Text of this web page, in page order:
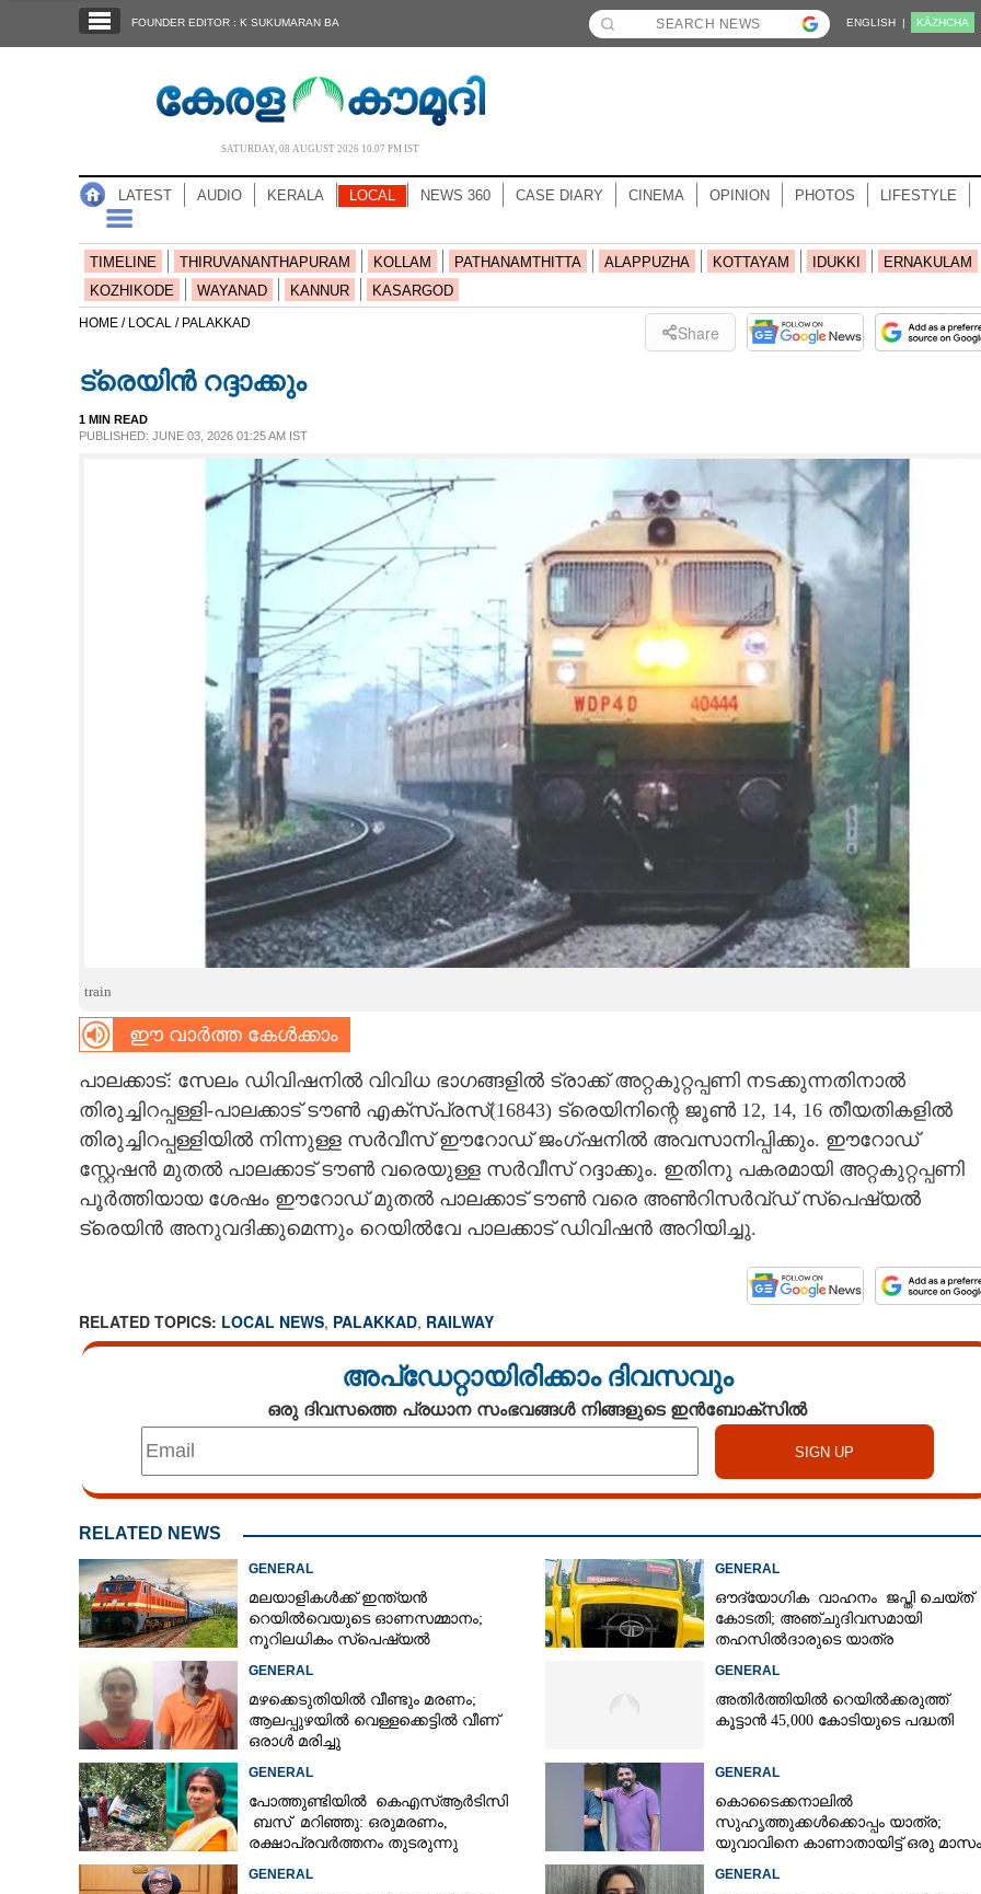
NOTIFIED NEWS
NEWS 360
CARTOONS
LITERATURE
CONTACT US
FOUNDER EDITOR : K SUKUMARAN BA ENGLISH | KĀZHCHA
SATURDAY, 08 AUGUST 2026 10.07 PM IST
LATEST AUDIO KERALA LOCAL NEWS 360 CASE DIARY CINEMA OPINION PHOTOS LIFESTYLE
TIMELINE THIRUVANANTHAPURAM KOLLAM PATHANAMTHITTA ALAPPUZHA KOTTAYAM IDUKKI
ERNAKULAM
KOZHIKODE
WAYANAD KANNUR KASARGOD
HOME / LOCAL / PALAKKAD Share
ട്രെയിൻ റദ്ദാക്കും
1 MIN READ
PUBLISHED: JUNE 03, 2026 01:25 AM IST
train
ഈ വാർത്ത കേൾക്കാം
പാലക്കാട്: സേലം ഡിവിഷനിൽ വിവിധ ഭാഗങ്ങളിൽ ട്രാക്ക് അറ്റകുറ്റപ്പണി നടക്കുന്നതിനാൽ
തിരുച്ചിറപ്പള്ളി-പാലക്കാട് ടൗൺ എക്സ്‌പ്രസ്(16843) ട്രെയിനിന്റെ ജൂൺ 12, 14, 16 തീയതികളിൽ
തിരുച്ചിറപ്പള്ളിയിൽ നിന്നുള്ള സർവീസ് ഈറോഡ് ജംഗ്ഷനിൽ അവസാനിപ്പിക്കും. ഈറോഡ്
സ്റ്റേഷൻ മുതൽ പാലക്കാട് ടൗൺ വരെയുള്ള സ‌ർവീസ് റദ്ദാക്കും. ഇതിനു പകരമായി അറ്റകുറ്റപ്പണി
പൂർത്തിയായ ശേഷം ഈറോഡ് മുതൽ പാലക്കാട് ടൗൺ വരെ അൺറിസർവ്‌ഡ് സ്പെഷ്യൽ
ട്രെയിൻ അനുവദിക്കുമെന്നും റെയിൽവേ പാലക്കാട് ഡിവിഷൻ അറിയിച്ചു.
RELATED TOPICS: LOCAL NEWS, PALAKKAD, RAILWAY
അപ്ഡേറ്റായിരിക്കാം ദിവസവും
ഒരു ദിവസത്തെ പ്രധാന സംഭവങ്ങൾ നിങ്ങളുടെ ഇൻബോക്സിൽ
RELATED NEWS
GENERAL
മലയാളികൾക്ക് ഇന്ത്യൻ
റെയിൽവെയുടെ ഓണസമ്മാനം;
നൂറിലധികം സ്‌പെഷ്യൽ
GENERAL
ഔദ്യോഗിക വാഹനം ജപ്തി ചെയ്ത്
കോടതി; അഞ്ചുദിവസമായി
തഹസിൽദാരുടെ യാത്ര
GENERAL
മഴക്കെടുതിയിൽ വീണ്ടും മരണം;
ആലപ്പുഴയിൽ വെള്ളക്കെട്ടിൽ വീണ്
ഒരാൾ മരിച്ചു
GENERAL
അതിർത്തിയിൽ റെയിൽക്കരുത്ത്
കൂട്ടാൻ 45,000 കോടിയുടെ പദ്ധതി
GENERAL
പോത്തുണ്ടിയിൽ കെഎസ്ആർടിസി
ബസ് മറിഞ്ഞു: ഒരുമരണം,
രക്ഷാപ്രവര്‍ത്തനം തുടരുന്നു
GENERAL
കൊടൈക്കനാലിൽ
സുഹൃത്തുക്കൾക്കൊപ്പം യാത്ര;
യുവാവിനെ കാണാതായിട്ട് ഒരു
GENERAL GENERAL